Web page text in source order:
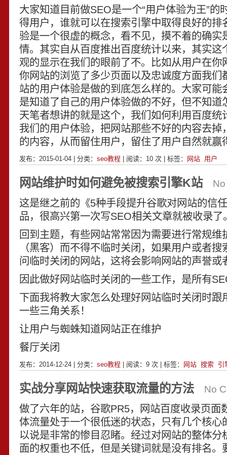
大家知道目前做SEO是一个“用户体验为王”的
得用户，谁就可以在搜索引擎中取得良好的排
验是一个很虚的概念，看不见，摸不着的确实
情。其实自从百度推出百度统计以来，其实这
观的显示在我们的眼前了不。比如从用户在你
你网站的浏览了多少页面以及忠诚度方面我们
站的用户体验是做的到底怎么样的。大家可能
是知道了自己的用户体验做的不好，但不知道
天笔者想讲的就是这个，我们如何利用百度统
我们的用户体验，把网站那些不好的内容去掉
的内容，从而留住用户，留住了用户自然就赢
发布：2015-01-04 | 分类： seo教程| 阅读： 10 次 | 标签： 网站 用户
网站维护时如何避免被搜索引擎K站
这是继之前的《5种手段提升谷歌对网站的信
品，很高兴第一次写SEO相关文章就被收录了
回到主题，有些网站常常因为需要进行常规维
（黑客）而不得不临时关闭，如果用户或者
问临时关闭的网站，这将会影响网站的声誉或
因此做好网站临时关闭的一些工作，是所有
下面我将教大家怎么处理好网站临时关闭时跟
一些三角关系！
让用户与蜘蛛知道网站正在维护
餐厅关闭
发布：2014-12-24 | 分类： seo教程| 阅读： 9 次 | 标签： 网站 搜索 引
实战分享网站快速获取流量的方法 No
做了六年的站，谷歌PR5，网站百度收录页面
体流量处于一个很低迷的状态，只有几个核心
以说是非常的惨目忍睹。经过对网站的整体分
面的权重也不低，但是关键词就是没有排名。